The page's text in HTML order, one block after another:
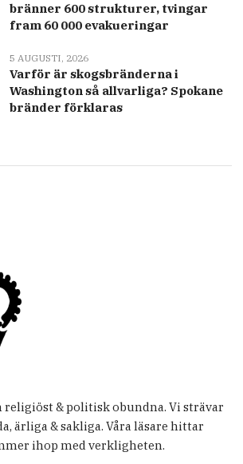
bränner 600 strukturer, tvingar
fram 60 000 evakueringar
5 AUGUSTI, 2026
Varför är skogsbränderna i
Washington så allvarliga? Spokane
bränder förklaras
religiöst & politisk obundna. Vi strävar
ärliga & sakliga. Våra läsare hittar
ihop med verkligheten.